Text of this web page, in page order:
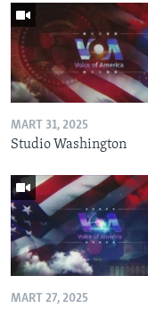
MART 31, 2025
Studio Washington
MART 27, 2025